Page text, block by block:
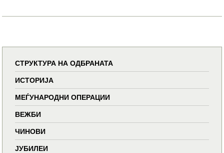
СТРУКТУРА НА ОДБРАНАТА
ИСТОРИЈА
МЕЃУНАРОДНИ ОПЕРАЦИИ
ВЕЖБИ
ЧИНОВИ
ЈУБИЛЕИ